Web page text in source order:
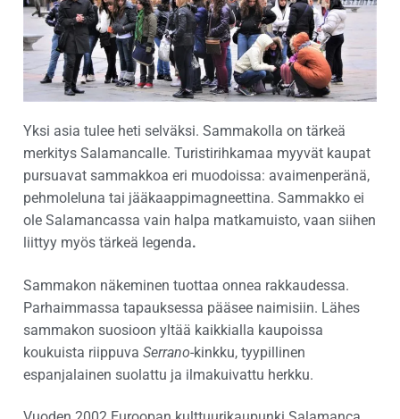
Yksi asia tulee heti selväksi. Sammakolla on tärkeä
merkitys Salamancalle. Turistirihkamaa myyvät kaupat
pursuavat sammakkoa eri muodoissa: avaimenperänä,
pehmoleluna tai jääkaappimagneettina. Sammakko ei
ole Salamancassa vain halpa matkamuisto, vaan siihen
liittyy myös tärkeä legenda.
Sammakon näkeminen tuottaa onnea rakkaudessa.
Parhaimmassa tapauksessa pääsee naimisiin. Lähes
sammakon suosioon yltää kaikkialla kaupoissa
koukuista riippuva Serrano-kinkku, tyypillinen
espanjalainen suolattu ja ilmakuivattu herkku.